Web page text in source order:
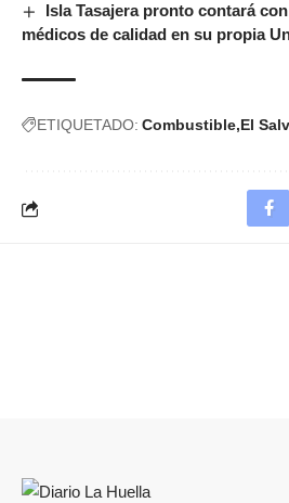
Isla Tasajera pronto contará
médicos de calidad en su propia
ETIQUETADO: Combustible El